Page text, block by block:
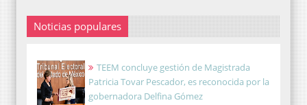
Noticias populares
TEEM concluye gestión de Magistrada
Patricia Tovar Pescador, es reconocida por la
gobernadora Delfina Gómez